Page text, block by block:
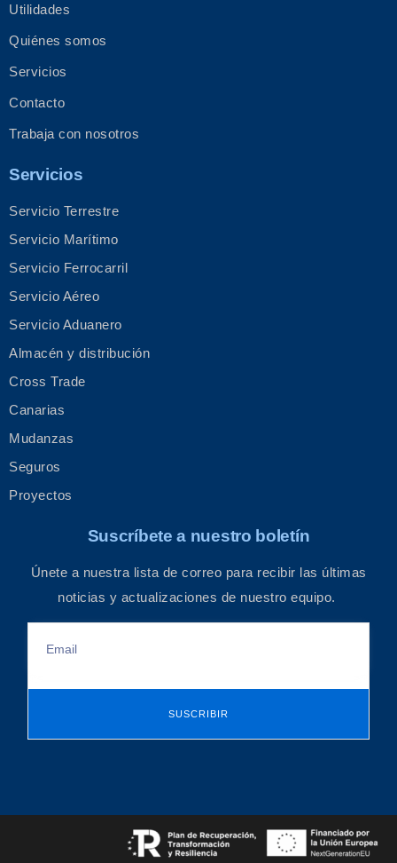
Utilidades
Quiénes somos
Servicios
Contacto
Trabaja con nosotros
Servicios
Servicio Terrestre
Servicio Marítimo
Servicio Ferrocarril
Servicio Aéreo
Servicio Aduanero
Almacén y distribución
Cross Trade
Canarias
Mudanzas
Seguros
Proyectos
Suscríbete a nuestro boletín
Únete a nuestra lista de correo para recibir las últimas
noticias y actualizaciones de nuestro equipo.
SUSCRIBIR